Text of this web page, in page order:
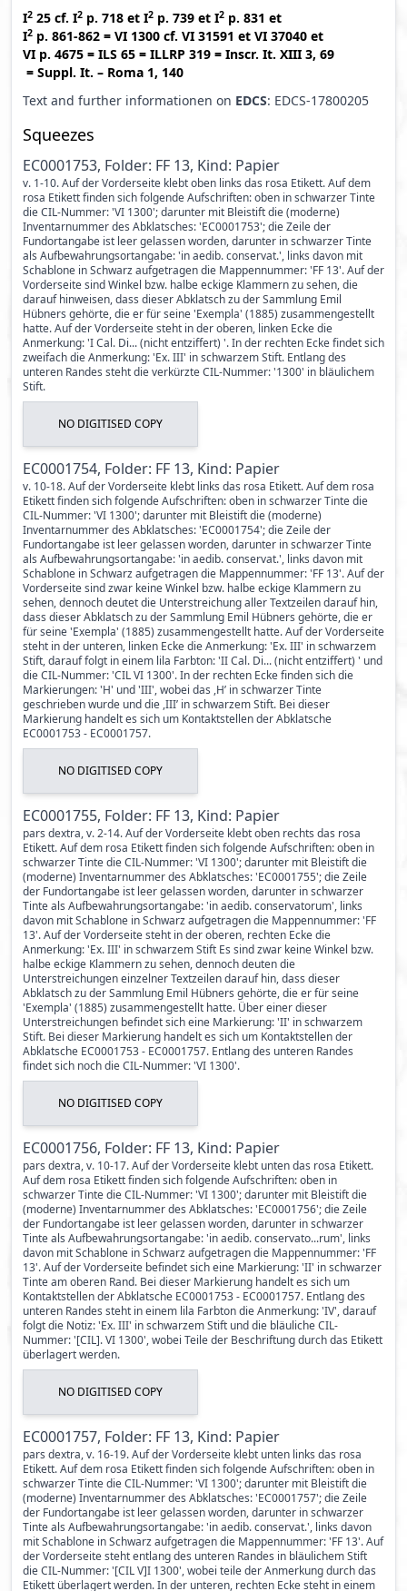
I2 25 cf. I2 p. 718 et I2 p. 739 et I2 p. 831 et
I2 p. 861-862 = VI 1300 cf. VI 31591 et VI 37040 et
VI p. 4675 = ILS 65 = ILLRP 319 = Inscr. It. XIII 3, 69
= Suppl. It. – Roma 1, 140
Text and further informationen on EDCS: EDCS-17800205
Squeezes
EC0001753, Folder: FF 13, Kind: Papier
v. 1-10. Auf der Vorderseite klebt oben links das rosa Etikett. Auf dem
rosa Etikett finden sich folgende Aufschriften: oben in schwarzer Tinte
die CIL-Nummer: 'VI 1300'; darunter mit Bleistift die (moderne)
Inventarnummer des Abklatsches: 'EC0001753'; die Zeile der
Fundortangabe ist leer gelassen worden, darunter in schwarzer Tinte
als Aufbewahrungsortangabe: 'in aedib. conservat.', links davon mit
Schablone in Schwarz aufgetragen die Mappennummer: 'FF 13'. Auf der
Vorderseite sind Winkel bzw. halbe eckige Klammern zu sehen, die
darauf hinweisen, dass dieser Abklatsch zu der Sammlung Emil
Hübners gehörte, die er für seine 'Exempla' (1885) zusammengestellt
hatte. Auf der Vorderseite steht in der oberen, linken Ecke die
Anmerkung: 'I Cal. Di... (nicht entziffert) '. In der rechten Ecke findet sich
zweifach die Anmerkung: 'Ex. III' in schwarzem Stift. Entlang des
unteren Randes steht die verkürzte CIL-Nummer: '1300' in bläulichem
Stift.
NO DIGITISED COPY
EC0001754, Folder: FF 13, Kind: Papier
v. 10-18. Auf der Vorderseite klebt links das rosa Etikett. Auf dem rosa
Etikett finden sich folgende Aufschriften: oben in schwarzer Tinte die
CIL-Nummer: 'VI 1300'; darunter mit Bleistift die (moderne)
Inventarnummer des Abklatsches: 'EC0001754'; die Zeile der
Fundortangabe ist leer gelassen worden, darunter in schwarzer Tinte
als Aufbewahrungsortangabe: 'in aedib. conservat.', links davon mit
Schablone in Schwarz aufgetragen die Mappennummer: 'FF 13'. Auf der
Vorderseite sind zwar keine Winkel bzw. halbe eckige Klammern zu
sehen, dennoch deutet die Unterstreichung aller Textzeilen darauf hin,
dass dieser Abklatsch zu der Sammlung Emil Hübners gehörte, die er
für seine 'Exempla' (1885) zusammengestellt hatte. Auf der Vorderseite
steht in der unteren, linken Ecke die Anmerkung: 'Ex. III' in schwarzem
Stift, darauf folgt in einem lila Farbton: 'II Cal. Di... (nicht entziffert) ' und
die CIL-Nummer: 'CIL VI 1300'. In der rechten Ecke finden sich die
Markierungen: 'H' und 'III', wobei das ,H’ in schwarzer Tinte
geschrieben wurde und die ,III’ in schwarzem Stift. Bei dieser
Markierung handelt es sich um Kontaktstellen der Abklatsche
EC0001753 - EC0001757.
NO DIGITISED COPY
EC0001755, Folder: FF 13, Kind: Papier
pars dextra, v. 2-14. Auf der Vorderseite klebt oben rechts das rosa
Etikett. Auf dem rosa Etikett finden sich folgende Aufschriften: oben in
schwarzer Tinte die CIL-Nummer: 'VI 1300'; darunter mit Bleistift die
(moderne) Inventarnummer des Abklatsches: 'EC0001755'; die Zeile
der Fundortangabe ist leer gelassen worden, darunter in schwarzer
Tinte als Aufbewahrungsortangabe: 'in aedib. conservatorum', links
davon mit Schablone in Schwarz aufgetragen die Mappennummer: 'FF
13'. Auf der Vorderseite steht in der oberen, rechten Ecke die
Anmerkung: 'Ex. III' in schwarzem Stift Es sind zwar keine Winkel bzw.
halbe eckige Klammern zu sehen, dennoch deuten die
Unterstreichungen einzelner Textzeilen darauf hin, dass dieser
Abklatsch zu der Sammlung Emil Hübners gehörte, die er für seine
'Exempla' (1885) zusammengestellt hatte. Über einer dieser
Unterstreichungen befindet sich eine Markierung: 'II' in schwarzem
Stift. Bei dieser Markierung handelt es sich um Kontaktstellen der
Abklatsche EC0001753 - EC0001757. Entlang des unteren Randes
findet sich noch die CIL-Nummer: 'VI 1300'.
NO DIGITISED COPY
EC0001756, Folder: FF 13, Kind: Papier
pars dextra, v. 10-17. Auf der Vorderseite klebt unten das rosa Etikett.
Auf dem rosa Etikett finden sich folgende Aufschriften: oben in
schwarzer Tinte die CIL-Nummer: 'VI 1300'; darunter mit Bleistift die
(moderne) Inventarnummer des Abklatsches: 'EC0001756'; die Zeile
der Fundortangabe ist leer gelassen worden, darunter in schwarzer
Tinte als Aufbewahrungsortangabe: 'in aedib. conservato...rum', links
davon mit Schablone in Schwarz aufgetragen die Mappennummer: 'FF
13'. Auf der Vorderseite befindet sich eine Markierung: 'II' in schwarzer
Tinte am oberen Rand. Bei dieser Markierung handelt es sich um
Kontaktstellen der Abklatsche EC0001753 - EC0001757. Entlang des
unteren Randes steht in einem lila Farbton die Anmerkung: 'IV', darauf
folgt die Notiz: 'Ex. III' in schwarzem Stift und die bläuliche CIL-
Nummer: '[CIL]. VI 1300', wobei Teile der Beschriftung durch das Etikett
überlagert werden.
NO DIGITISED COPY
EC0001757, Folder: FF 13, Kind: Papier
pars dextra, v. 16-19. Auf der Vorderseite klebt unten links das rosa
Etikett. Auf dem rosa Etikett finden sich folgende Aufschriften: oben in
schwarzer Tinte die CIL-Nummer: 'VI 1300'; darunter mit Bleistift die
(moderne) Inventarnummer des Abklatsches: 'EC0001757'; die Zeile
der Fundortangabe ist leer gelassen worden, darunter in schwarzer
Tinte als Aufbewahrungsortangabe: 'in aedib. conservat.', links davon
mit Schablone in Schwarz aufgetragen die Mappennummer: 'FF 13'. Auf
der Vorderseite steht entlang des unteren Randes in bläulichem Stift
die CIL-Nummer: '[CIL V]I 1300', wobei teile der Anmerkung durch das
Etikett überlagert werden. In der unteren, rechten Ecke steht in einem